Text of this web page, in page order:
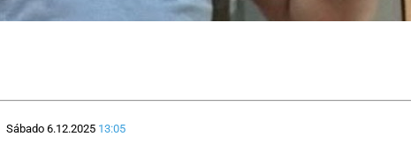
Sábado 6.12.2025 13:05